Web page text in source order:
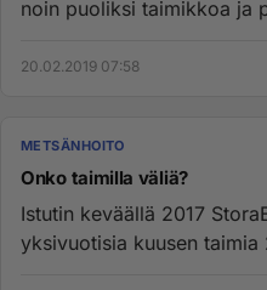
noin puoliksi taimikkoa ja
20.02.2019 07:58
METSÄNHOITO
Onko taimilla väliä?
Istutin keväällä 2017
yksivuotisia kuusen